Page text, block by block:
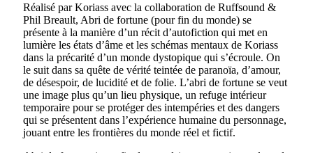
Réalisé par Koriass avec la collaboration de Ruffsound &
Phil Breault, Abri de fortune (pour fin du monde) se
présente à la manière d’un récit d’autofiction qui met en
lumière les états d’âme et les schémas mentaux de Koriass
dans la précarité d’un monde dystopique qui s’écroule. On
le suit dans sa quête de vérité teintée de paranoïa, d’amour,
de désespoir, de lucidité et de folie. L’abri de fortune se veut
une image plus qu’un lieu physique, un refuge intérieur
temporaire pour se protéger des intempéries et des dangers
qui se présentent dans l’expérience humaine du personnage,
jouant entre les frontières du monde réel et fictif.